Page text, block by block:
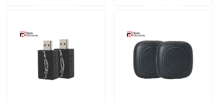
Στερεοφωνικό ραδιόφωνο αυτοκινήτου Android